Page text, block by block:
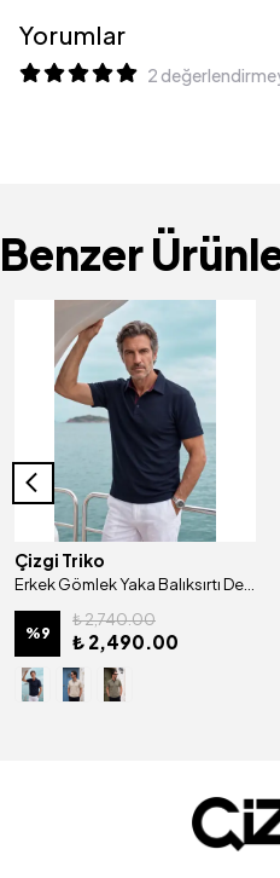
Yorumlar
2
Benzer
Çizgi Triko
Erkek Gömlek Yaka Balıksırtı Desenli Mısır Pamuğu Merserize Kagi Tişört Klasik Kalıp - 5321
%9
₺ 2,740.00
₺ 2,490.00